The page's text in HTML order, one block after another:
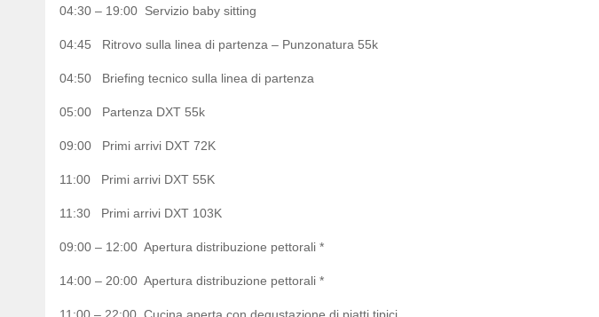
04:30 – 19:00 Servizio baby sitting
04:45 Ritrovo sulla linea di partenza – Punzonatura 55k
04:50 Briefing tecnico sulla linea di partenza
05:00 Partenza DXT 55k
09:00 Primi arrivi DXT 72K
11:00 Primi arrivi DXT 55K
11:30 Primi arrivi DXT 103K
09:00 – 12:00 Apertura distribuzione pettorali *
14:00 – 20:00 Apertura distribuzione pettorali *